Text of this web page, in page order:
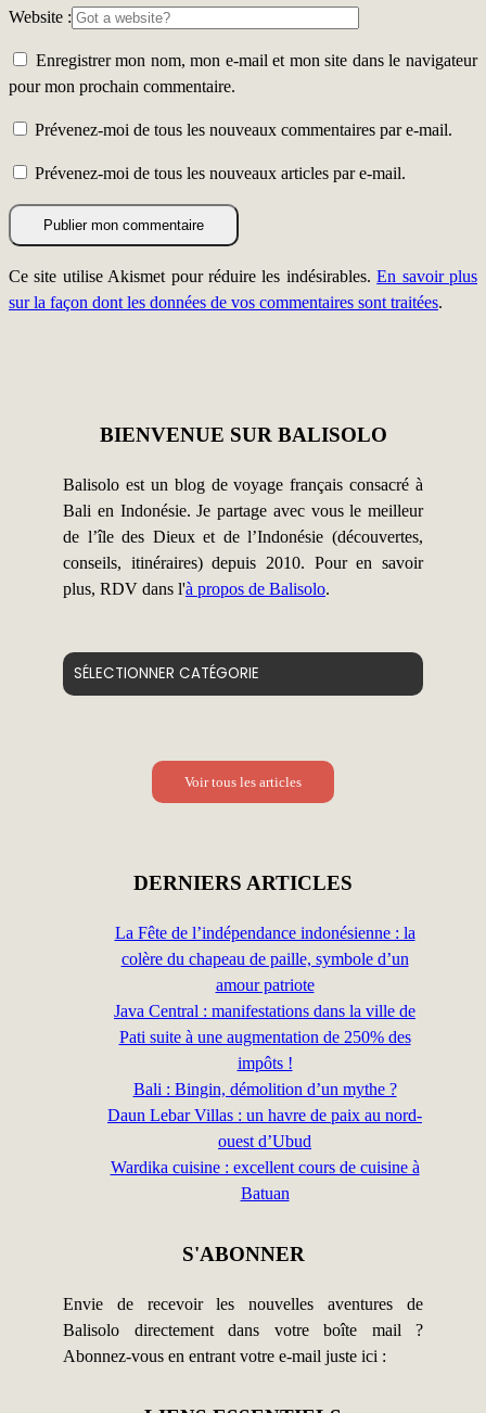
Website :
Enregistrer mon nom, mon e-mail et mon site dans le navigateur
pour mon prochain commentaire.
Prévenez-moi de tous les nouveaux commentaires par e-mail.
Prévenez-moi de tous les nouveaux articles par e-mail.
Ce site utilise Akismet pour réduire les indésirables.En savoir plus
sur la façon dont les données de vos commentaires sont traitées.
BIENVENUE SUR BALISOLO
Balisolo est un blog de voyage français consacré à
Bali en Indonésie. Je partage avec vous le meilleur
de l’île des Dieux et de l’Indonésie (découvertes,
conseils, itinéraires) depuis 2010. Pour en savoir
plus, RDV dans l'à propos de Balisolo.
Voir tous les articles
DERNIERS ARTICLES
La Fête de l’indépendance indonésienne : la
colère du chapeau de paille, symbole d’un
amour patriote
Java Central : manifestations dans la ville de
Pati suite à une augmentation de 250% des
impôts !
Bali : Bingin, démolition d’un mythe ?
Daun Lebar Villas : un havre de paix au nord-
ouest d’Ubud
Wardika cuisine : excellent cours de cuisine à
Batuan
S'ABONNER
Envie de recevoir les nouvelles aventures de
Balisolo directement dans votre boîte mail ?
Abonnez-vous en entrant votre e-mail juste ici :